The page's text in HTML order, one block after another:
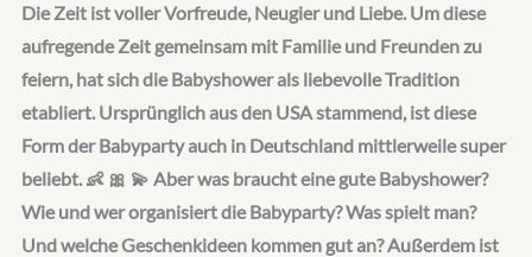
Die Zeit ist voller Vorfreude, Neugier und Liebe. Um diese
aufregende Zeit gemeinsam mit Familie und Freunden zu
feiern, hat sich die Babyshower als liebevolle Tradition
etabliert. Ursprünglich aus den USA stammend, ist diese
Form der Babyparty auch in Deutschland mittlerweile super
beliebt. 👶 🎀 💫 Aber was braucht eine gute Babyshower?
Wie und wer organisiert die Babyparty? Was spielt man?
Und welche Geschenkideen kommen gut an? Außerdem ist